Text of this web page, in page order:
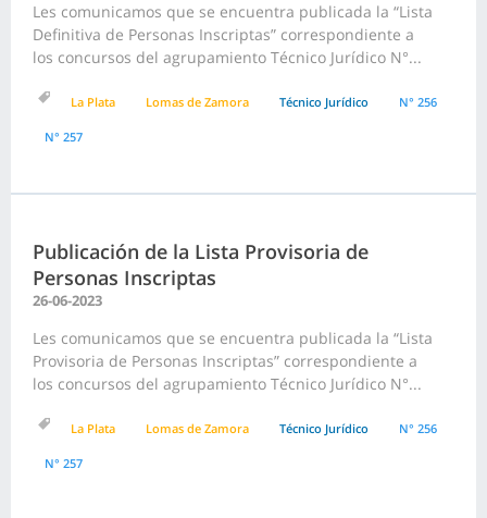
Les comunicamos que se encuentra publicada la “Lista
Definitiva de Personas Inscriptas” correspondiente a
los concursos del agrupamiento Técnico Jurídico N°...
La Plata Lomas de Zamora Técnico Jurídico N° 256
N° 257
Publicación de la Lista Provisoria de
Personas Inscriptas
26-06-2023
Les comunicamos que se encuentra publicada la “Lista
Provisoria de Personas Inscriptas” correspondiente a
los concursos del agrupamiento Técnico Jurídico N°...
La Plata Lomas de Zamora Técnico Jurídico N° 256
N° 257